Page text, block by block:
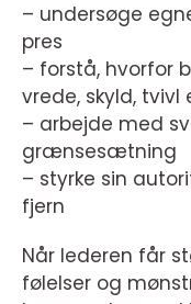
– undersøge
pres
– forstå, hvorfor
vrede, skyld,
– arbejde med
grænsesætning
– styrke sin
fjern
Når lederen får
følelser og